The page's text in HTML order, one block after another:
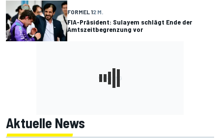
FORMEL 12 M.
FIA-Präsident: Sulayem schlägt Ende der
Amtszeitbegrenzung vor
Aktuelle News